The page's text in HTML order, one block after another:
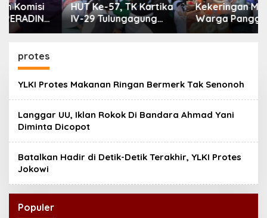
HUT Ke-57, TK Kartika
IV-29 Tulungagung
Perkuat Pendidikan
Kekeringan Melanda,
Warga Panggul
Terima 8.000 Liter Air
protes
YLKI Protes Makanan Ringan Bermerk Tak Senonoh
Langgar UU, Iklan Rokok Di Bandara Ahmad Yani
Diminta Dicopot
Batalkan Hadir di Detik-Detik Terakhir, YLKI Protes
Jokowi
Populer